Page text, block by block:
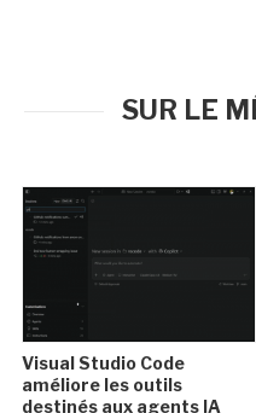
SUR LE
Visual Studio Code
améliore les outils
destinés aux agents IA